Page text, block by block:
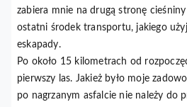
zabiera mnie na drugą stronę
ostatni środek transportu, jakiego
eskapady.
Po około 15 kilometrach od
pierwszy las. Jakież było moje
po nagrzanym asfalcie nie należy do